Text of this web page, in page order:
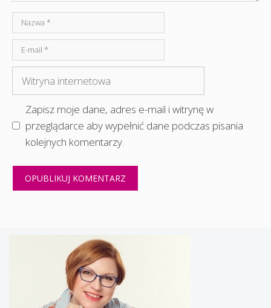
Nazwa
mail
internetowa
Zapisz moje dane, adres e-mail i witrynę w
przeglądarce aby wypełnić dane podczas pisania
kolejnych komentarzy.